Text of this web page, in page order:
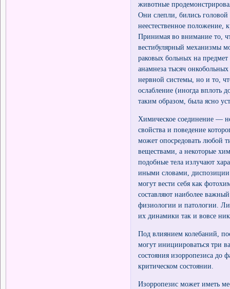
животные
Они слепли, бились головой
неестественное положение,
Принимая во внимание то,
вестибулярный механизмы
раковых больных на
анамнеза тысяч
нервной системы, но и то,
ослабление (иногда вплоть
таким образом, была ясно
Химическое соединение —
свойства и поведение
может опосредовать любой
веществами, а некоторые
подобные тела излучают
иными словами, диспозиции
могут вести себя как
составляют наиболее
физиологии и патологии.
их динамики так и вовсе
Под влиянием колебаний,
могут инициироваться три
состояния изорропезиса до
критическом состоянии.
Изорропезис может иметь